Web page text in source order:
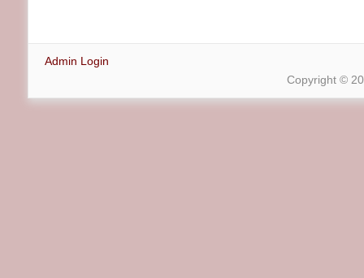
Admin Login
Copyright ©